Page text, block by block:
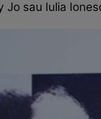
sau Iulia